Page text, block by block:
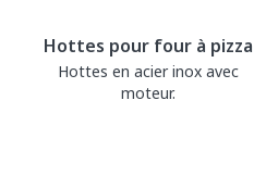
Hottes pour four à pizza
Hottes en acier inox avec
moteur.